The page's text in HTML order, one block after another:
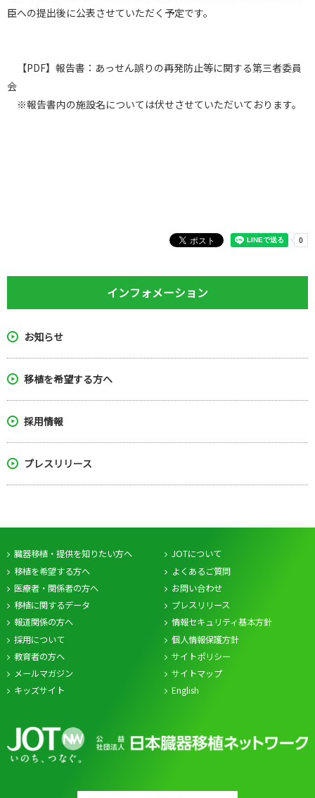
臣への提出後に公表させていただく予定です。
【PDF】報告書：あっせん誤りの再発防止等に関する第三者委員
会
※報告書内の施設名については伏せさせていただいております。
インフォメーション
お知らせ
移植を希望する方へ
採用情報
プレスリリース
臓器移植・提供を知りたい方へ
移植を希望する方へ
医療者・関係者の方へ
移植に関するデータ
JOTについて
よくあるご質問
お問い合わせ
プレスリリース
報道関係の方へ
採用について
教育者の方へ
メールマガジン
キッズサイト
情報セキュリティ基本方針
個人情報保護方針
サイトポリシー
サイトマップ
English